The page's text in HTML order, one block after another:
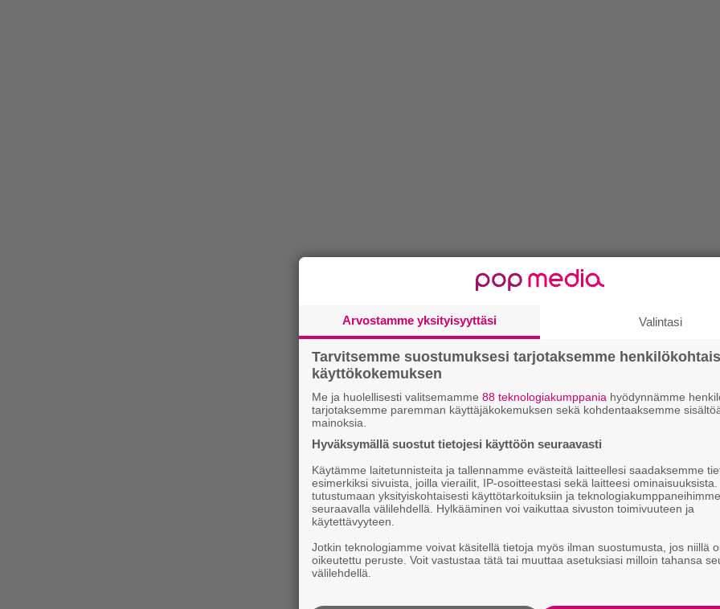
Arvostamme yksityisyyttäsi Valintasi
Tarvitsemme suostumuksesi tarjotaksemme
käyttökokemuksen
Me ja huolellisesti valitsemamme 88 teknologiakumppania hyödynnämme
tarjotaksemme paremman käyttäjäkokemuksen sekä kohdentaaksemme
mainoksia.
Hyväksymällä suostut tietojesi käyttöön seuraavasti
Käytämme laitetunnisteita ja tallennamme evästeitä laitteellesi saadaksemme
esimerkiksi sivuista, joilla vierailit, IP-osoitteestasi sekä laitteesi
tutustumaan yksityiskohtaisesti käyttötarkoituksiin ja teknologiakumppaneihimme
seuraavalla välilehdellä. Hylkääminen voi vaikuttaa sivuston toimivuuteen ja
käytettävyyteen.
Jotkin teknologiamme voivat käsitellä tietoja myös ilman suostumusta, jos niillä
oikeutettu peruste. Voit vastustaa tätä tai muuttaa asetuksiasi milloin tahansa
välilehdellä.